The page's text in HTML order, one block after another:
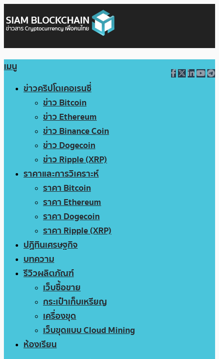
เมนู
ข่าวคริปโตเคอเรนซี่
ข่าว Bitcoin
ข่าว Ethereum
ข่าว Binance Coin
ข่าว Dogecoin
ข่าว Ripple (XRP)
ราคาและการวิเคราะห์
ราคา Bitcoin
ราคา Ethereum
ราคา Dogecoin
ราคา Ripple (XRP)
ปฏิทินเศรษฐกิจ
บทความ
รีวิวผลิตภัณฑ์
เว็บซื้อขาย
กระเป๋าเก็บเหรียญ
เครื่องขุด
เว็บขุดแบบ Cloud Mining
ห้องเรียน